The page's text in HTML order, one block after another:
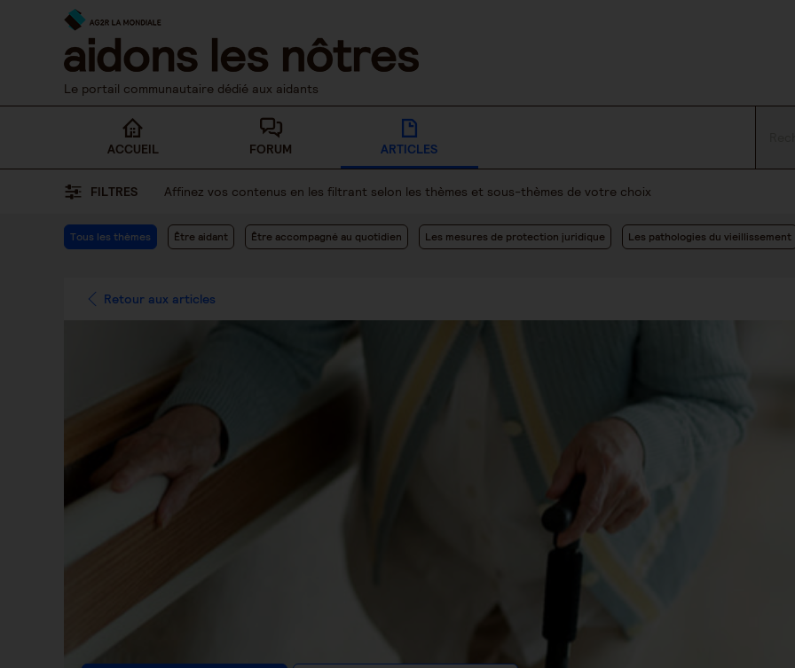
Le portail communautaire dédié aux aidants
ACCUEIL FORUM ARTICLES
FILTRES Affinez vos contenus en les filtrant selon les thèmes et sous-thèmes de votre choix
Tous les thèmes Être aidant Être accompagné au quotidien Les mesures de protection juridique Les pathologies du vieillissement
Retour aux articles